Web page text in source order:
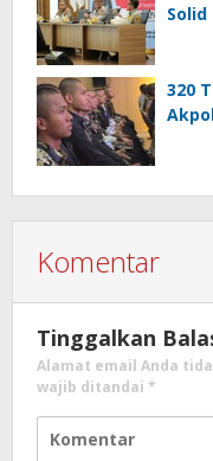
320
Komentar
Tinggalkan
Alamat email Anda
wajib ditandai *